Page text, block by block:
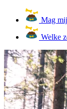
Mag
Welke